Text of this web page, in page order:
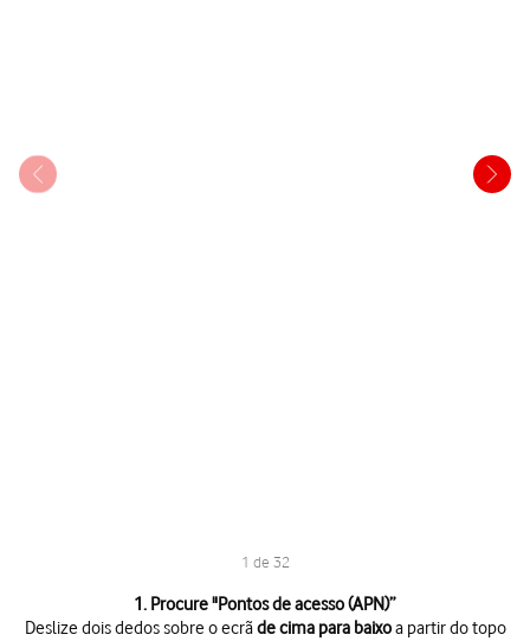
1 de 32
1. Procure "Pontos de acesso (APN)”
Deslize dois dedos sobre o ecrãde cima para baixoa partir do topo